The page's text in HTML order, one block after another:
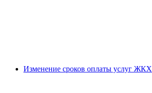
Изменение сроков оплаты услуг ЖКХ